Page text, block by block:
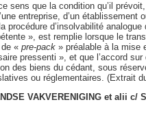
sens que la condition qu’il
entreprise, d’un établissement
procédure d’insolvabilité analogue
», est remplie lorsque le
« pre-pack» préalable à la mise
pressenti », et que l’accord
des biens du cédant, sous
ou réglementaires. (Extrait
VAKVERENIGING et alii c/